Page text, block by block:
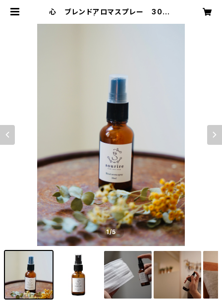
心 ブレンドアロマスプレー 30ml
1/5